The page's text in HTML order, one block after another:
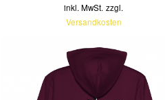
inkl. MwSt. zzgl.
Versandkosten